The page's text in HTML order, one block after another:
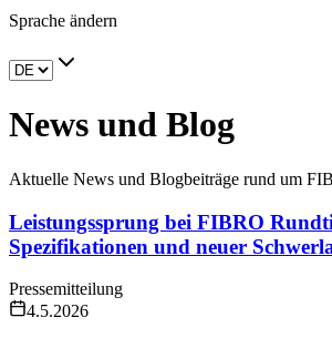
Sprache ändern
News und Blog
Aktuelle News und Blogbeiträge rund um
Leistungssprung bei FIBRO
Spezifikationen und neuer
Pressemitteilung
4.5.2026